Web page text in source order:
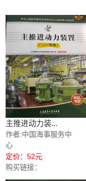
主推进动力装...
作者:中国海事服务中
心
定价：52元
购买链接：